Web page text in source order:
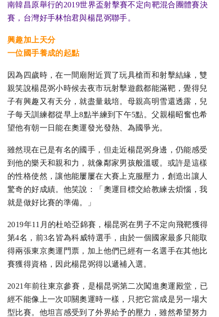
南韓昌原舉行的2019世界盃射擊賽不定向靶混合團體賽決
賽，台灣好手林怡君與楊昆弼聯手。
興趣加上天分
一位國手養成的起點
因為四歲時，在一間廟附近買了玩具槍而和射擊結緣，雙
親笑說楊昆弼小時候去夜市玩射擊遊戲都能滿靶，覺得兒
子有興趣又有天分，就盡量栽培。母親高明雪還透露，兒
子每天訓練都從早上8點半練到下午5點。父親楊昭奮也希
望他有朝一日能在奧運發光發熱、為國爭光。
雖然現在已是有名的國手，但走近楊昆弼身邊，仍能感受
到他的樂天和親和力，就像鄰家男孩般溫暖。或許是這樣
的性格使然，讓他能屢屢在大賽上克服壓力，創造出讓人
驚奇的好成績。他笑說：「奧運目標交給教練去煩惱，我
就是做好比賽的準備。」
2019年11月的杜哈亞錦賽，楊昆弼在男子不定向飛靶獲得
第4名，前3名皆為科威特選手，由於一個國家最多只能取
得兩張東京奧運門票，加上他們已經有一名選手在其他比
賽獲得資格，因此楊昆弼得以遞補入選。
2021年前往東京參賽，是楊昆弼第二次闖進奧運殿堂，已
經不能像上一次叩關奧運時一樣，只把它當成是另一場大
型比賽。他坦言感受到了外界給予的壓力，雖然希望努力